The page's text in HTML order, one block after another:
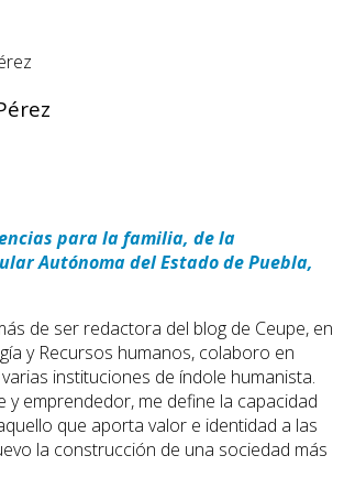
para la familia, de la
Autónoma del Estado de Puebla,
de ser redactora del blog de Ceupe, en
y Recursos humanos, colaboro en
instituciones de índole humanista.
y emprendedor, me define la capacidad
que aporta valor e identidad a las
la construcción de una sociedad más